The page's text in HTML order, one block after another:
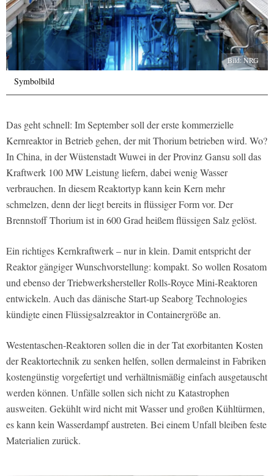
Bild: NRG
Symbolbild
Das geht schnell: Im September soll der erste kommerzielle
Kernreaktor in Betrieb gehen, der mit Thorium betrieben wird. Wo?
In China, in der Wüstenstadt Wuwei in der Provinz Gansu soll das
Kraftwerk 100 MW Leistung liefern, dabei wenig Wasser
verbrauchen. In diesem Reaktortyp kann kein Kern mehr
schmelzen, denn der liegt bereits in flüssiger Form vor. Der
Brennstoff Thorium ist in 600 Grad heißem flüssigen Salz gelöst.
Ein richtiges Kernkraftwerk – nur in klein. Damit entspricht der
Reaktor gängiger Wunschvorstellung: kompakt. So wollen Rosatom
und ebenso der Triebwerkshersteller Rolls-Royce Mini-Reaktoren
entwickeln. Auch das dänische Start-up Seaborg Technologies
kündigte einen Flüssigsalzreaktor in Containergröße an.
Westentaschen-Reaktoren sollen die in der Tat exorbitanten Kosten
der Reaktortechnik zu senken helfen, sollen dermaleinst in Fabriken
kostengünstig vorgefertigt und verhältnismäßig einfach ausgetauscht
werden können. Unfälle sollen sich nicht zu Katastrophen
ausweiten. Gekühlt wird nicht mit Wasser und großen Kühltürmen,
es kann kein Wasserdampf austreten. Bei einem Unfall bleiben feste
Materialien zurück.